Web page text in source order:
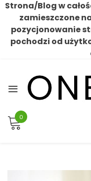
Strona/Blog w
zamieszczone
pozycjonowanie
pochodzi od
content
0